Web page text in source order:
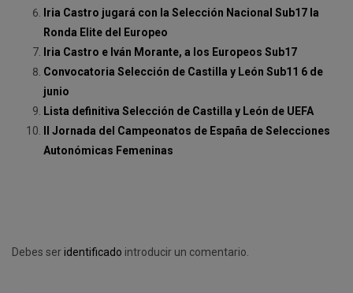
Iria Castro jugará con la Selección Nacional Sub17 la
Ronda Elite del Europeo
Iria Castro e Iván Morante, a los Europeos Sub17
Convocatoria Selección de Castilla y León Sub11 6 de
junio
Lista definitiva Selección de Castilla y León de UEFA
II Jornada del Campeonatos de España de Selecciones
Autonómicas Femeninas
Debes seridentificado introducir un comentario.